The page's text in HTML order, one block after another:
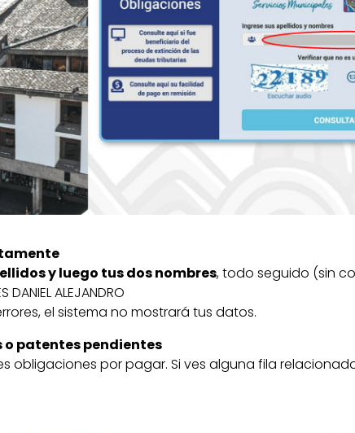
y luego tus dos nombres, todo seguido (sin
DANIEL ALEJANDRO
el sistema no mostrará tus datos.
o patentes pendientes
obligaciones por pagar. Si ves alguna fila